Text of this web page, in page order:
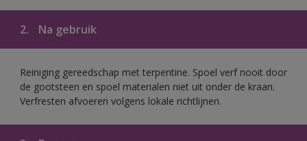
2. Na gebruik
Reiniging gereedschap met terpentine. Spoel verf nooit door
de gootsteen en spoel materialen niet uit onder de kraan.
Verfresten afvoeren volgens lokale richtlijnen.